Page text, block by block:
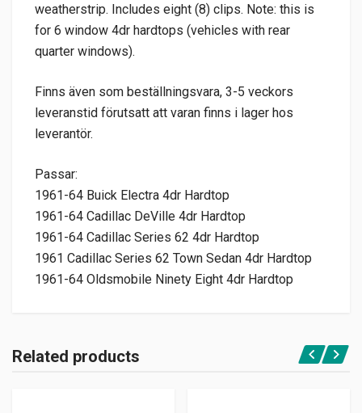
weatherstrip. Includes eight (8) clips. Note: this is
for 6 window 4dr hardtops (vehicles with rear
quarter windows).
Finns även som beställningsvara, 3-5 veckors
leveranstid förutsatt att varan finns i lager hos
leverantör.
Passar:
1961-64 Buick Electra 4dr Hardtop
1961-64 Cadillac DeVille 4dr Hardtop
1961-64 Cadillac Series 62 4dr Hardtop
1961 Cadillac Series 62 Town Sedan 4dr Hardtop
1961-64 Oldsmobile Ninety Eight 4dr Hardtop
Related products